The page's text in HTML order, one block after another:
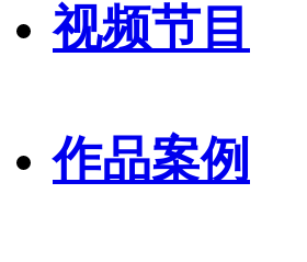
视频节目
作品案例